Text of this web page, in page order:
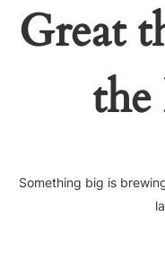
Great
Something big is